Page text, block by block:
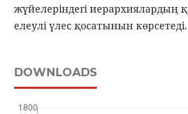
жүйелеріндегі иерархиялардың
елеулі үлес қосатынын көрсетеді.
DOWNLOADS